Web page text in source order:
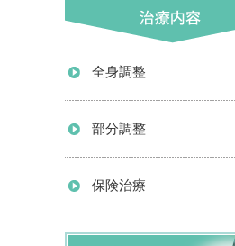
全身調整
部分調整
保険治療